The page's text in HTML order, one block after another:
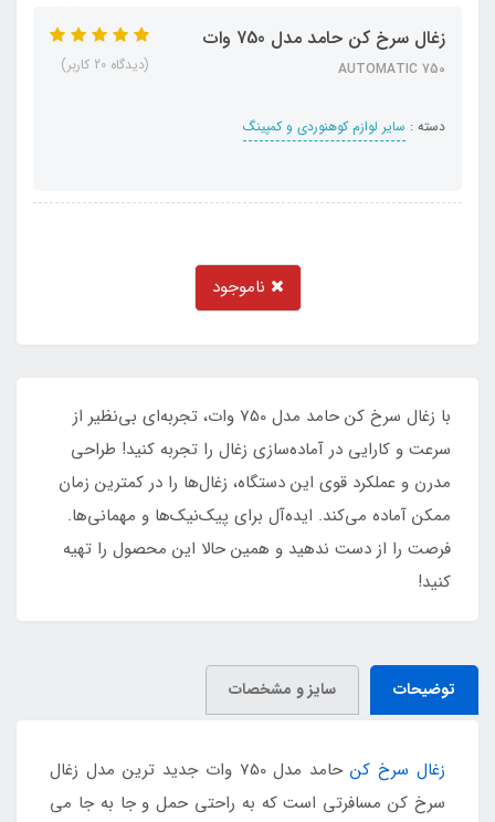
زغال سرخ کن حامد مدل 750 وات
AUTOMATIC 750
دسته : سایر لوازم کوهنوردی و کمپینگ
(دیدگاه 20 کاربر)
ناموجود
با زغال سرخ کن حامد مدل 750 وات، تجربه‌ای بی‌نظیر از
سرعت و کارایی در آماده‌سازی زغال را تجربه کنید! طراحی
مدرن و عملکرد قوی این دستگاه، زغال‌ها را در کمترین زمان
ممکن آماده می‌کند. ایده‌آل برای پیک‌نیک‌ها و مهمانی‌ها.
فرصت را از دست ندهید و همین حالا این محصول را تهیه
کنید!
توضیحات سایز و مشخصات
زغال سرخ کن
حامد مدل 750 وات جدید ترین مدل زغال
سرخ کن مسافرتی است که به راحتی حمل و جا به جا می